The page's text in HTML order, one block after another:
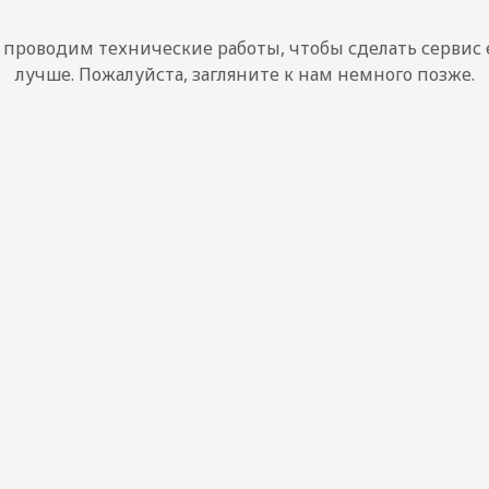
технические работы, чтобы сделать сервис
лучше. Пожалуйста, загляните к нам немного позже.